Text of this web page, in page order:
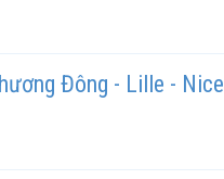
Đông - Lille - Nice